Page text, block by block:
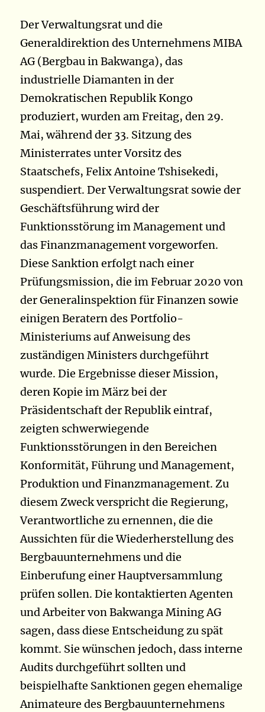
Der Verwaltungsrat und die
Generaldirektion des Unternehmens MIBA
AG (Bergbau in Bakwanga), das
industrielle Diamanten in der
Demokratischen Republik Kongo
produziert, wurden am Freitag, den 29.
Mai, während der 33. Sitzung des
Ministerrates unter Vorsitz des
Staatschefs, Felix Antoine Tshisekedi,
suspendiert. Der Verwaltungsrat sowie der
Geschäftsführung wird der
Funktionsstörung im Management und
das Finanzmanagement vorgeworfen.
Diese Sanktion erfolgt nach einer
Prüfungsmission, die im Februar 2020 von
der Generalinspektion für Finanzen sowie
einigen Beratern desPortfolio-
Ministeriumsauf Anweisung des
zuständigen Ministers durchgeführt
wurde. Die Ergebnisse dieser Mission,
deren Kopie im März bei der
Präsidentschaft der Republik eintraf,
zeigten schwerwiegende
Funktionsstörungen in den Bereichen
Konformität, Führung und Management,
Produktion und Finanzmanagement. Zu
diesem Zweck verspricht die Regierung,
Verantwortliche zu ernennen, die die
Aussichten für die Wiederherstellung des
Bergbauunternehmens und die
Einberufung einer Hauptversammlung
prüfen sollen. Die kontaktierten Agenten
und Arbeiter von Bakwanga Mining AG
sagen, dass diese Entscheidung zu spät
kommt. Sie wünschen jedoch, dass interne
Audits durchgeführt sollten und
beispielhafte Sanktionen gegen ehemalige
Animateure des Bergbauunternehmens